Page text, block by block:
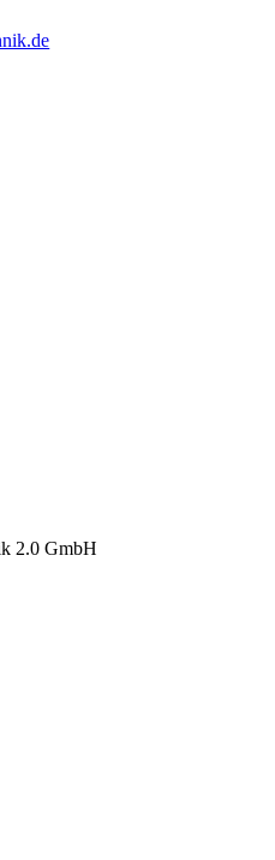
2.0 GmbH